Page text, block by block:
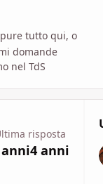
tutto qui, o
domande
nel TdS
risposta
4 anni